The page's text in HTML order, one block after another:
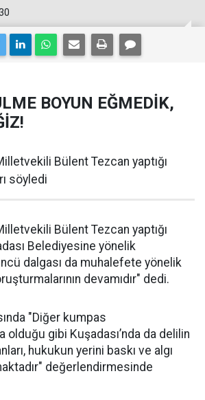
BOYUN EĞMEDİK,
Bülent Tezcan yaptığı
söyledi
Bülent Tezcan yaptığı
Belediyesine yönelik
dalgası da muhalefete yönelik
devamıdır" dedi.
"Diğer kumpas
olduğu gibi Kuşadası’nda da delilin
hukukun yerini baskı ve algı
değerlendirmesinde